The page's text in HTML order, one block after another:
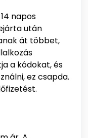
napos
után
át többet,
a kódokat, és
ez csapda.